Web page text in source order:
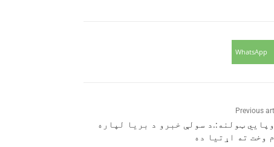
WhatsApp
Previous
ټولنه:.د سولې خبرو د بریا لپاره
وخت ته اړتیا ده